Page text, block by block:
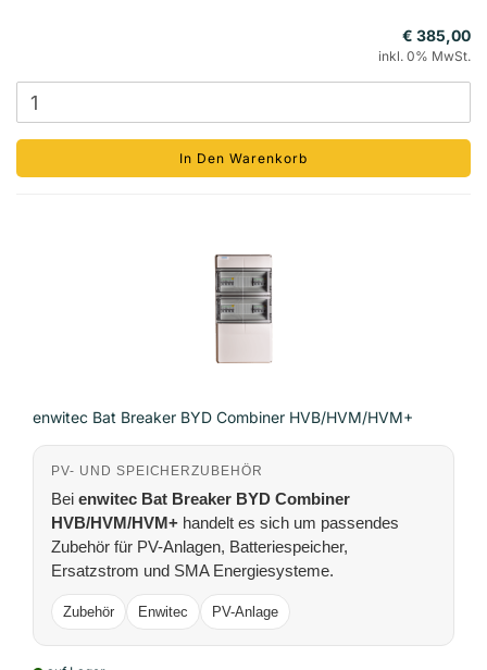
€ 385,00
inkl. 0% MwSt.
In Den Warenkorb
enwitec Bat Breaker BYD Combiner HVB/HVM/HVM+
PV- UND SPEICHERZUBEHÖR
Bei enwitec Bat Breaker BYD Combiner
HVB/HVM/HVM+ handelt es sich um passendes
Zubehör für PV-Anlagen, Batteriespeicher,
Ersatzstrom und SMA Energiesysteme.
Zubehör Enwitec PV-Anlage